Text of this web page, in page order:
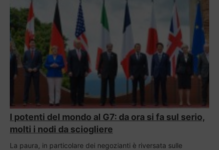
I potenti del mondo al G7: da ora si fa sul serio,
molti i nodi da sciogliere
La paura, in particolare dei negozianti è riversata sulle